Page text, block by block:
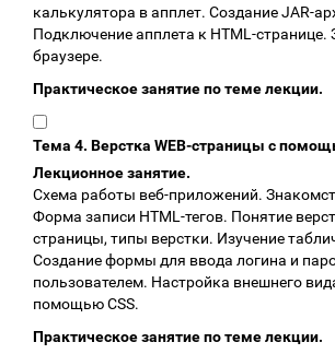
калькулятора в апплет. Создание JAR-
Подключение апплета к HTML-странице.
браузере.
Практическое занятие по теме лекции.
Тема 4. Верстка WEB-страницы с
Лекционное занятие.
Схема работы веб-приложений.
Форма записи HTML-тегов. Понятие
страницы, типы верстки. Изучение
Создание формы для ввода логина и
пользователем. Настройка внешнего
помощью CSS.
Практическое занятие по теме лекции.